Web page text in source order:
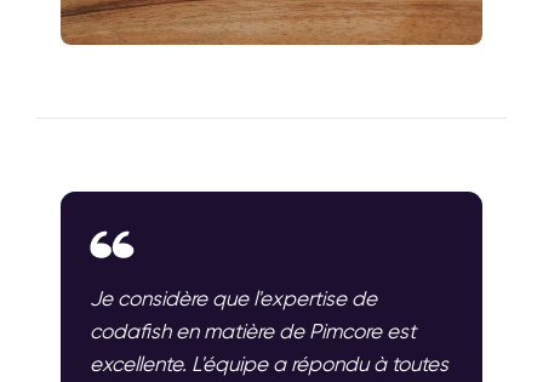
Je considère que l'expertise de
codafish en matière de Pimcore est
excellente. L'équipe a répondu à toutes